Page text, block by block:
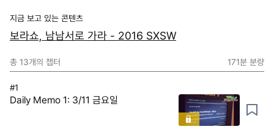
지금 보고 있는 콘텐츠
보라쇼, 남남서로 가라 - 2016 SXSW
총 13개의 챕터 171분 분량
#1
Daily Memo 1: 3/11 금요일